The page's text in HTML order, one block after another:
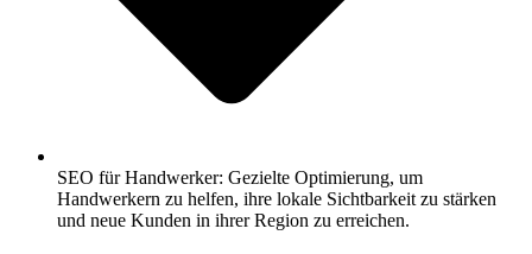
SEO für Handwerker: Gezielte Optimierung, um
Handwerkern zu helfen, ihre lokale Sichtbarkeit zu stärken
und neue Kunden in ihrer Region zu erreichen.